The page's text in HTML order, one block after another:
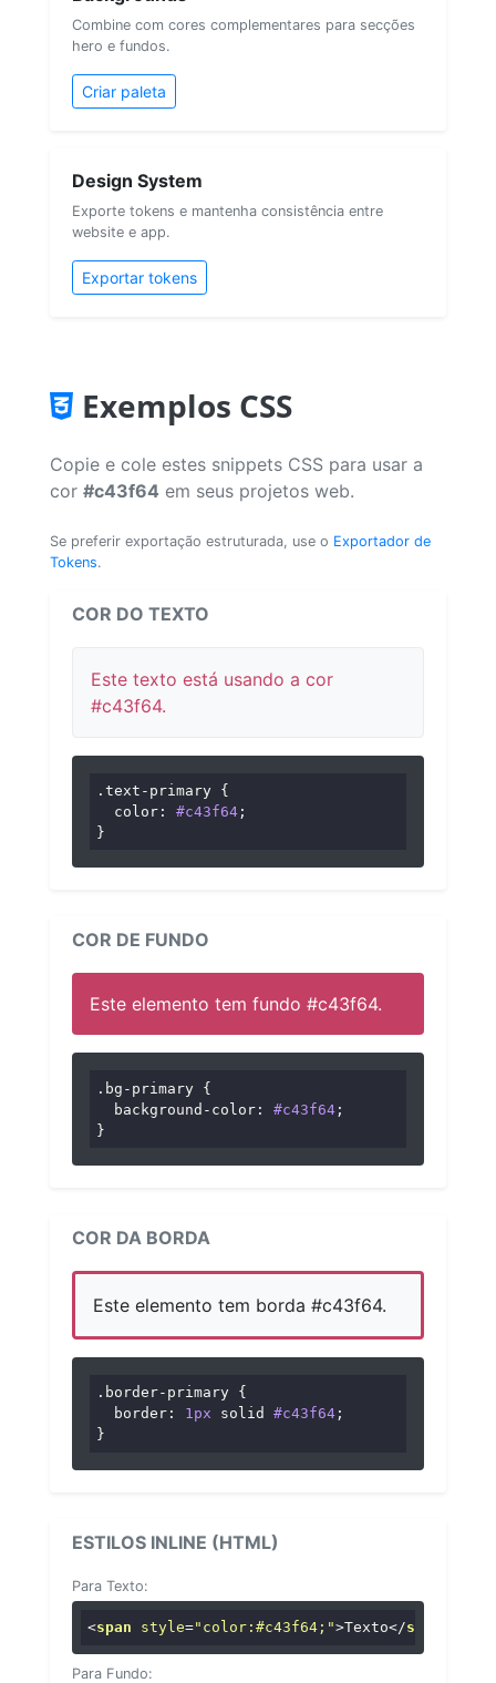
Combine com cores complementares para secções
hero e fundos.
Criar paleta
Design System
Exporte tokens e mantenha consistência entre
website e app.
Exportar tokens
Exemplos CSS
Copie e cole estes snippets CSS para usar a
cor #c43f64 em seus projetos web.
Se preferir exportação estruturada, use o Exportador de
Tokens.
COR DO TEXTO
Este texto está usando a cor
#c43f64.
.text-primary {
color : #c43f64 ;
}
COR DE FUNDO
Este elemento tem fundo #c43f64.
.bg-primary {
background-color : #c43f64 ;
}
COR DA BORDA
Este elemento tem borda #c43f64.
.border-primary {
border : 1px solid #c43f64 ;
}
ESTILOS INLINE (HTML)
Para Texto:
<span style="color:#c43f64;">Texto</span
Para Fundo: